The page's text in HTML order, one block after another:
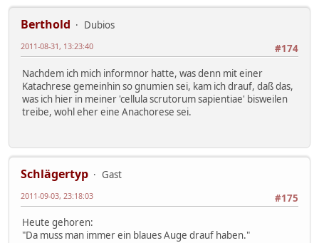
Berthold
Dubios
#174
2011-08-31, 13:23:40
Nachdem ich mich informnor hatte, was denn mit einer
Katachrese gemeinhin so gnumien sei, kam ich drauf, daß das,
was ich hier in meiner 'cellula scrutorum sapientiae' bisweilen
treibe, wohl eher eine Anachorese sei.
Schlägertyp
Gast
#175
2011-09-03, 23:18:03
Heute gehoren:
"Da muss man immer ein blaues Auge drauf haben."